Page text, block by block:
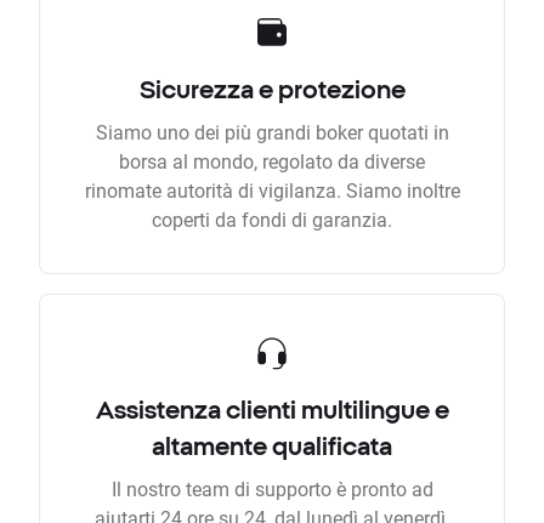
Sicurezza e protezione
Siamo uno dei più grandi boker quotati in
borsa al mondo, regolato da diverse
rinomate autorità di vigilanza. Siamo inoltre
coperti da fondi di garanzia.
Assistenza clienti multilingue e
altamente qualificata
Il nostro team di supporto è pronto ad
aiutarti 24 ore su 24, dal lunedì al venerdì.